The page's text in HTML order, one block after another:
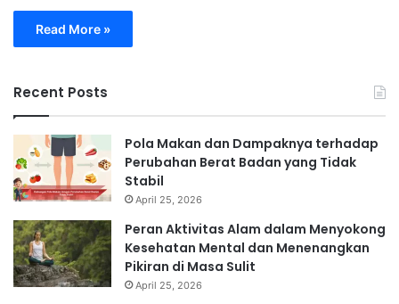
Read More »
Recent Posts
Pola Makan dan Dampaknya terhadap
Perubahan Berat Badan yang Tidak
Stabil
April 25, 2026
Peran Aktivitas Alam dalam Menyokong
Kesehatan Mental dan Menenangkan
Pikiran di Masa Sulit
April 25, 2026